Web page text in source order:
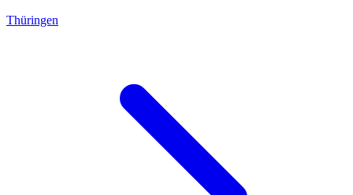
Thüringen